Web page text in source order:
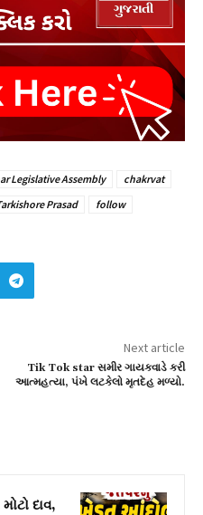
Legislative Assembly
chakrvat
Prasad
follow
Next article
Tik Tok star સમીર ગાયકવાડે કરી
આત્મહત્યા, પંખે લટકેલો મૃતદેહ મળ્યો.
દાવ,